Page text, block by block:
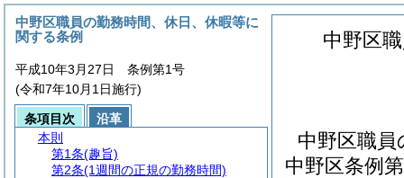
中野区
中野区職
中野区条例
中野区職員の勤務時間、休日、休暇等に
関する条例
平成10年3月27日 条例第1号
(令和7年10月1日施行)
条項目次
沿革
本則
第1条(趣旨)
第2条(1週間の正規の勤務時間)